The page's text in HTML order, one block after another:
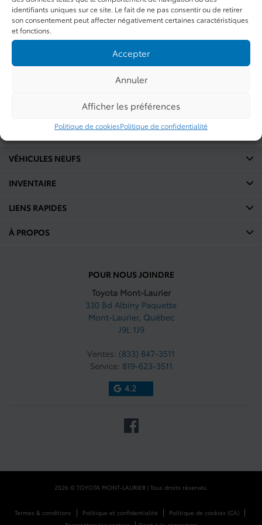
identifiants uniques sur ce site. Le fait de ne pas consentir ou de retirer
son consentement peut affecter négativement certaines caractéristiques
et fonctions.
Accepter
Annuler
Afficher les préférences
Politique de cookiesPolitique de confidentialité
du manufacturier
CLIQUEZ ICI
POUR NOUS JOINDRE
Toyota Mont-Laurier
330 Bd Albiny Paquette
Mont-Laurier, Québec
J9L 1J9
Ventes: (833) 847-3511
Service: 819-623-3511
4.2
VÉHICULES NEUFS
INVENTAIRE
LIENS RAPIDES
À PROPOS
2026 © TOYOTA MONT-LAURIER| Tous droits réservés.
Termes & conditions | Politique et confidentialité | Politique de cookies (CA)|